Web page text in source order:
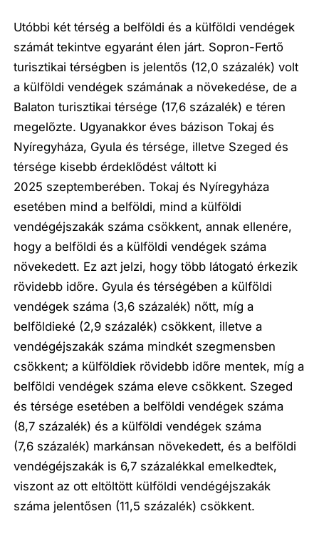
Utóbbi két térség a belföldi és a külföldi vendégek
számát tekintve egyaránt élen járt. Sopron-Fertő
turisztikai térségben is jelentős (12,0 százalék) volt
a külföldi vendégek számának a növekedése, de a
Balaton turisztikai térsége (17,6 százalék) e téren
megelőzte. Ugyanakkor éves bázison Tokaj és
Nyíregyháza, Gyula és térsége, illetve Szeged és
térsége kisebb érdeklődést váltott ki
2025 szeptemberében. Tokaj és Nyíregyháza
esetében mind a belföldi, mind a külföldi
vendégéjszakák száma csökkent, annak ellenére,
hogy a belföldi és a külföldi vendégek száma
növekedett. Ez azt jelzi, hogy több látogató érkezik
rövidebb időre. Gyula és térségében a külföldi
vendégek száma (3,6 százalék) nőtt, míg a
belföldieké (2,9 százalék) csökkent, illetve a
vendégéjszakák száma mindkét szegmensben
csökkent; a külföldiek rövidebb időre mentek, míg a
belföldi vendégek száma eleve csökkent. Szeged
és térsége esetében a belföldi vendégek száma
(8,7 százalék) és a külföldi vendégek száma
(7,6 százalék) markánsan növekedett, és a belföldi
vendégéjszakák is 6,7 százalékkal emelkedtek,
viszont az ott eltöltött külföldi vendégéjszakák
száma jelentősen (11,5 százalék) csökkent.